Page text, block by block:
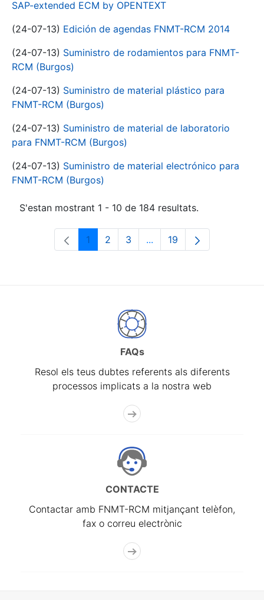
SAP-extended ECM by OPENTEXT
(24-07-13) Edición de agendas FNMT-RCM 2014
(24-07-13) Suministro de rodamientos para FNMT-
RCM (Burgos)
(24-07-13) Suministro de material plástico para
FNMT-RCM (Burgos)
(24-07-13) Suministro de material de laboratorio
para FNMT-RCM (Burgos)
(24-07-13) Suministro de material electrónico para
FNMT-RCM (Burgos)
S'estan mostrant 1 - 10 de 184 resultats.
Pàgina
1 Pàgina
2 Pàgina
3 ...Pàgines intermèdies
Pàgina
19
FAQs
Resol els teus dubtes referents als diferents
processos implicats a la nostra web
CONTACTE
Contactar amb FNMT-RCM mitjançant telèfon,
fax o correu electrònic